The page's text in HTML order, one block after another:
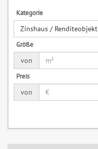
Kategorie
Zinshaus / Renditeobjekt
Größe
von
Preis
von